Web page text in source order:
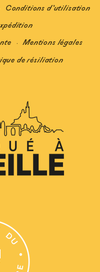
Conditions d’utilisation
Mentions légales
de résiliation